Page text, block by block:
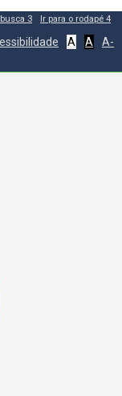
3 Ir para o rodapé 4
A A A-